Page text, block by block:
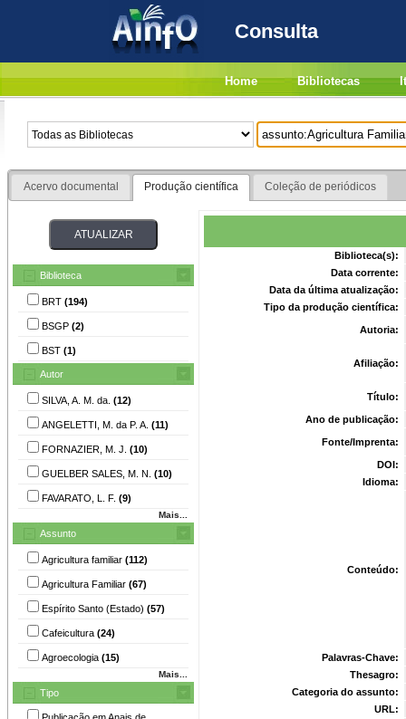
Consulta
Home Bibliotecas
Acervo documental Produção científica Coleção de periódicos
Biblioteca
BRT (194)
BSGP (2)
BST (1)
Autor
SILVA, A. M. da. (12)
ANGELETTI, M. da P. A. (11)
FORNAZIER, M. J. (10)
GUELBER SALES, M. N. (10)
FAVARATO, L. F. (9)
Mais...
Assunto
Agricultura familiar (112)
Agricultura Familiar (67)
Espírito Santo (Estado) (57)
Cafeicultura (24)
Agroecologia (15)
Mais...
Tipo
Publicação em Anais de
Biblioteca(s):
Data corrente:
Data da última atualização:
Tipo da produção científica:
Autoria:
Afiliação:
Título:
Ano de publicação:
Fonte/Imprenta:
DOI:
Idioma:
Conteúdo:
Palavras-Chave:
Thesagro:
Categoria do assunto:
URL: